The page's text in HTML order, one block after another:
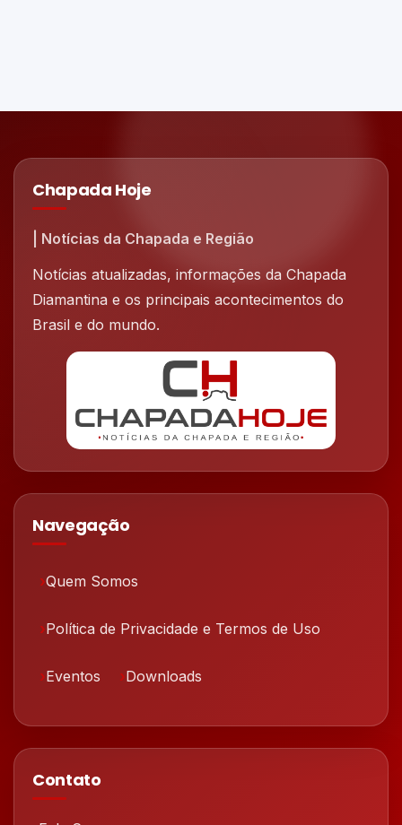
Chapada Hoje
| Notícias da Chapada e Região
Notícias atualizadas, informações da Chapada
Diamantina e os principais acontecimentos do
Brasil e do mundo.
Navegação
Quem Somos
Política de Privacidade e Termos de Uso
Eventos Downloads
Contato